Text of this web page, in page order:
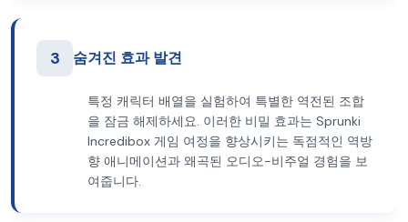
3 숨겨진 효과 발견
특정 캐릭터 배열을 실험하여 특별한 역전된 조합
을 잠금 해제하세요. 이러한 비밀 효과는 Sprunki
Incredibox 게임 여정을 향상시키는 독점적인 역방
향 애니메이션과 왜곡된 오디오-비주얼 경험을 보
여줍니다.